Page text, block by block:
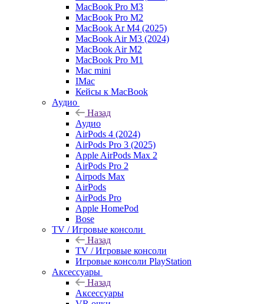
MacBook Pro M3
MacBook Pro M2
MacBook Ar M4 (2025)
MacBook Air M3 (2024)
MacBook Air M2
MacBook Pro M1
Mac mini
IMac
Кейсы к MacBook
Аудио
Назад
Аудио
AirPods 4 (2024)
AirPods Pro 3 (2025)
Apple AirPods Max 2
AirPods Pro 2
Airpods Max
AirPods
AirPods Pro
Apple HomePod
Bose
TV / Игровые консоли
Назад
TV / Игровые консоли
Игровые консоли PlayStation
Аксессуары
Назад
Аксессуары